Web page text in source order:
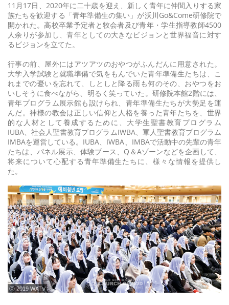
11月17日、2020年に二十歳を迎え、新しく青年に仲間入りする家
族たちを歓迎する「青年準備生の集い」が沃川Go&Come研修院で
開かれた。高校卒業予定者と牧会者及び青年・学生指導教師4500
人余りが参加し、青年としての大きなビジョンと世界福音に対す
るビジョンを立てた。
行事の前、屋外にはアツアツのおやつがふんだんに用意された。
大学入学試験と就職準備で気をもんでいた青年準備生たちは、こ
れまでの憂いを忘れて、しとしと降る雨も何のその、おやつをお
いしそうに食べながら、明るく笑っていた。研修院本館2階には、
青年プログラム展示館も設けられ、青年準備生たちが大勢足を運
んだ。神様の教会は正しい信仰と人格を養った青年たちを、世界
的な人材として養成するために、大学生聖書教育プログラム
IUBA、社会人聖書教育プログラムIWBA、軍人聖書教育プログラム
IMBAを運営している。IUBA、IWBA、IMBAで活動中の先輩の青年
たちは、パネル展示、体験ブース、Q＆Aゾーンなどを企画して、
将来について心配する青年準備生たちに、様々な情報を提供し
た。
ⓒ 2019 WATV